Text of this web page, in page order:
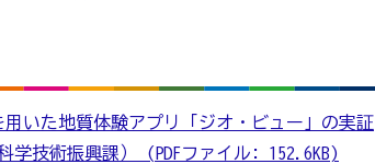
いた地質体験アプリ「ジオ・ビュー」の実証
学技術振興課） (PDFファイル: 152.6KB)